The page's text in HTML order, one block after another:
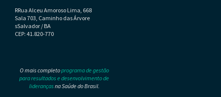
RRua Alceu Amoroso Lima, 668
Sala 703, Caminho das Árvore
sSalvador / BA
CEP: 41.820-770
O mais completoprograma de gestão
para resultados e desenvolvimento de
liderançasna Saúde do Brasil.